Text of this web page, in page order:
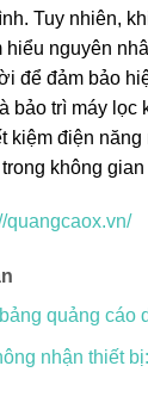
Tuy nhiên,
hiểu nguyên
để đảm bảo
bảo trì máy lọc
kiệm điện
không
quangcaox.vn/
quảng cáo
nhận thiết